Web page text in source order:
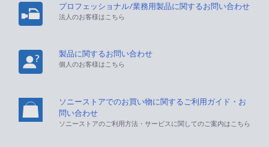
プロフェッショナル/業務用製品に関するお問い合わせ
法人のお客様はこちら
製品に関するお問い合わせ
個人のお客様はこちら
ソニーストアでのお買い物に関するご利用ガイド・お
問い合わせ
ソニーストアのご利用方法・サービスに関してのご案内はこちら